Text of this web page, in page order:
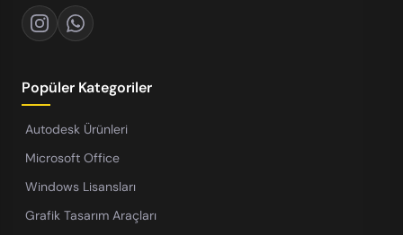
Popüler Kategoriler
Autodesk Ürünleri
Microsoft Office
Windows Lisansları
Grafik Tasarım Araçları